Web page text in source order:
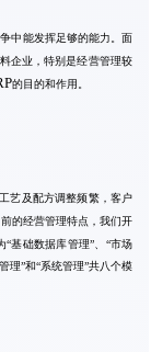
中能发挥足够的能力。面
企业，特别是经营管理较
的目的和作用。
艺及配方调整频繁，客户
的经营管理特点，我们开
“基础数据库管理” “市场
理”和“系统管理”共八个模